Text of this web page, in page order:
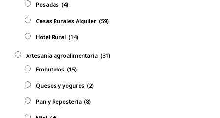
Posadas (4)
Casas Rurales Alquiler (59)
Hotel Rural (14)
Artesanía agroalimentaria (31)
Embutidos (15)
Quesos y yogures (2)
Pan y Repostería (8)